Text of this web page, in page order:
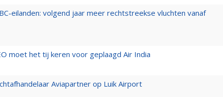
eilanden: volgend jaar meer rechtstreekse vluchten vanaf
moet het tij keren voor geplaagd Air India
Aviapartner op Luik Airport